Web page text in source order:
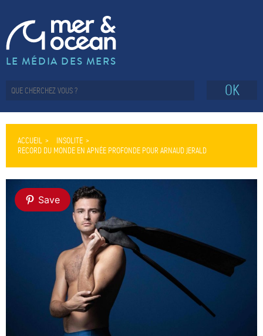
LE MÉDIA DES MERS
OK
ACCUEIL
INSOLITE
RECORD DU MONDE EN APNÉE PROFONDE POUR ARNAUD JERALD
Save